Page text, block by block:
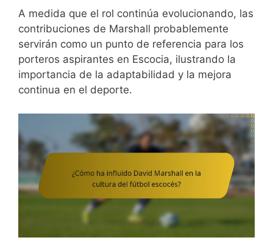
A medida que el rol continúa evolucionando, las
contribuciones de Marshall probablemente
servirán como un punto de referencia para los
porteros aspirantes en Escocia, ilustrando la
importancia de la adaptabilidad y la mejora
continua en el deporte.